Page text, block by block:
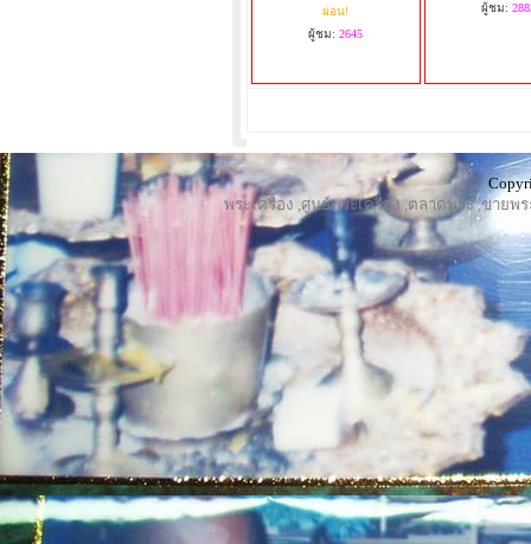
ผ่อน!
ผู้ชม: 2645
ผู้ชม:
พระเครื่อง ,ศูนย์พระเครื่อง,ตลาดพระ ,ขายพร